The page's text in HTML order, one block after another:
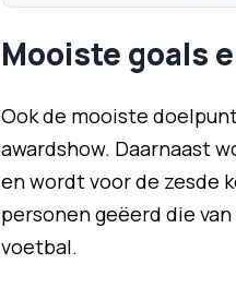
Mooiste goals
Ook de mooiste
awardshow. Daarnaast
en wordt voor de zesde
personen geëerd die
voetbal.